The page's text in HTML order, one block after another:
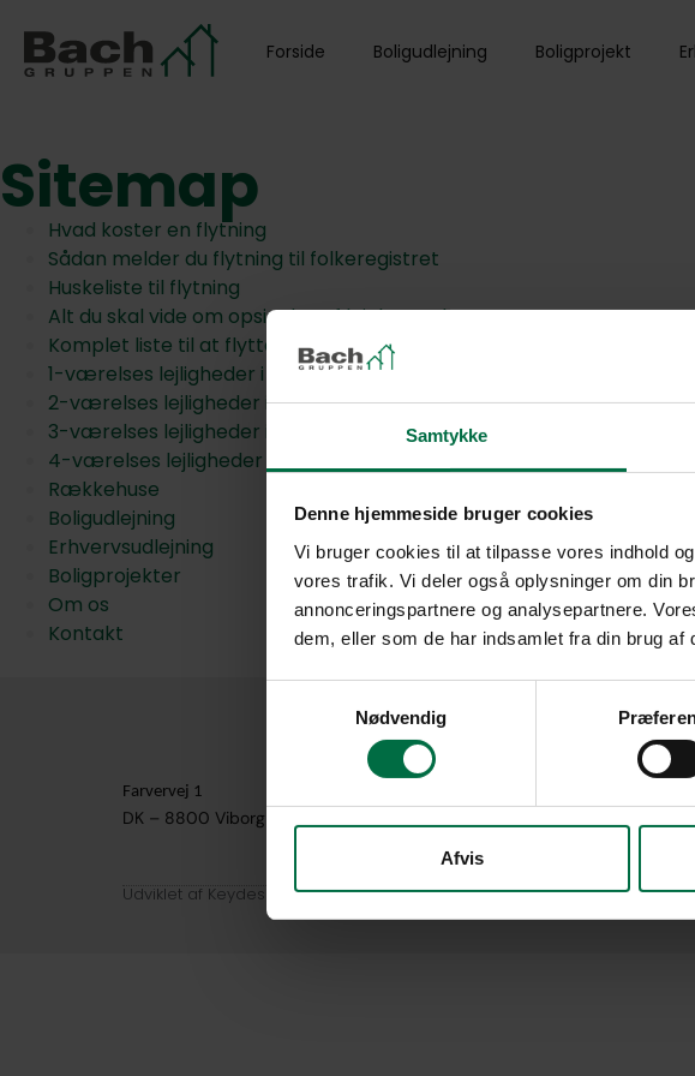
Samtykke
Denne hjemmeside bruger cookies
Vi bruger cookies til at tilpasse vores indhold
vores trafik. Vi deler også oplysninger om din
annonceringspartnere og analysepartnere.
dem, eller som de har indsamlet fra din brug af
Nødvendig
Afvis
Forside Boligudlejning Boligprojekt
Sitemap
Hvad koster en flytning
Sådan melder du flytning til folkeregistret
Huskeliste til flytning
Alt du skal vide om opsigelse af lejekontrakt
Komplet liste til at flytte hjemmefra
1-værelses lejligheder i Viborg
2-værelses lejligheder i Viborg
3-værelses lejligheder i Viborg
4-værelses lejligheder i Viborg
Rækkehuse
Boligudlejning
Erhvervsudlejning
Boligprojekter
Om os
Kontakt
Farvervej 1
DK – 8800 Viborg
Udviklet af Keydesign ApS Cookies/